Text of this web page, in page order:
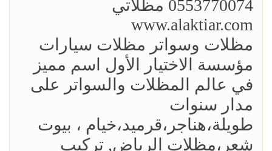
0553770074 مظلاتي
www.alaktiar.com
مظلات وسواتر مظلات سيارات
مؤسسة الاختيار الأول اسم مميز
في عالم المظلات والسواتر على
مدار سنوات
طويلة،هناجر،قرميد،خيام ، بيوت
شعر،مظلات الرياض, تركيب